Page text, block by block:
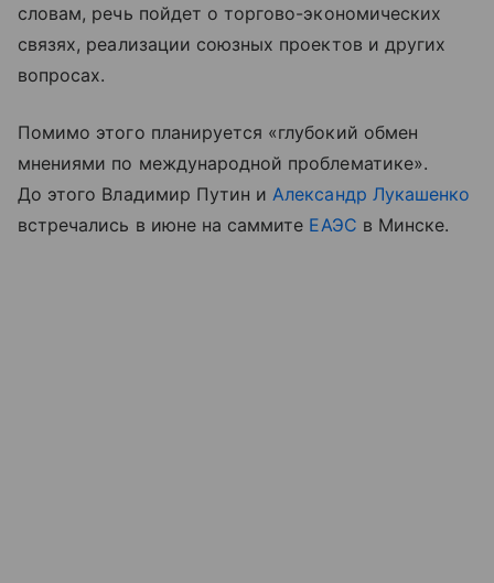
словам, речь пойдет о торгово-экономических
связях, реализации союзных проектов и других
вопросах.
Помимо этого планируется «глубокий обмен
мнениями по международной проблематике».
До этого Владимир Путин и Александр Лукашенко
встречались в июне на саммите ЕАЭС в Минске.